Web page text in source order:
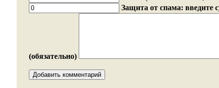
Защита от спама: введите
(обязательно)